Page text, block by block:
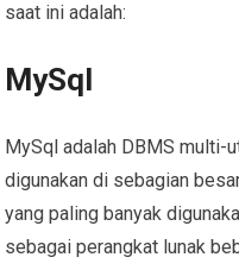
saat ini adalah:
MySql
MySql adalah DBMS multi-
digunakan di sebagian
yang paling banyak
sebagai perangkat lunak